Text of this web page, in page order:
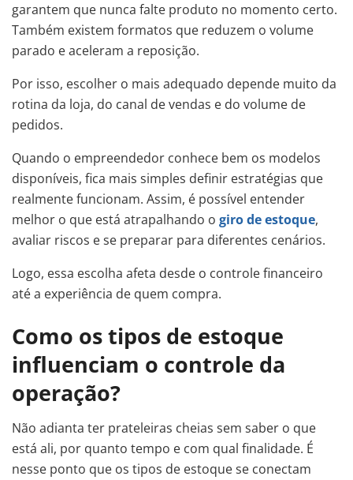
garantem que nunca falte produto no momento certo.
Também existem formatos que reduzem o volume
parado e aceleram a reposição.
Por isso, escolher o mais adequado depende muito da
rotina da loja, do canal de vendas e do volume de
pedidos.
Quando o empreendedor conhece bem os modelos
disponíveis, fica mais simples definir estratégias que
realmente funcionam. Assim, é possível entender
melhor o que está atrapalhando o giro de estoque,
avaliar riscos e se preparar para diferentes cenários.
Logo, essa escolha afeta desde o controle financeiro
até a experiência de quem compra.
Como os tipos de estoque
influenciam o controle da
operação?
Não adianta ter prateleiras cheias sem saber o que
está ali, por quanto tempo e com qual finalidade. É
nesse ponto que os tipos de estoque se conectam